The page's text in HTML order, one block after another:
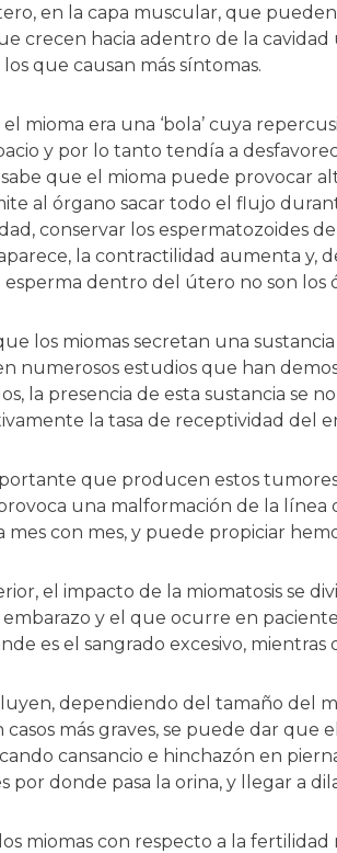
en la capa muscular, que
crecen hacia adentro de la
que causan más síntomas.
mioma era una ‘bola’ cuya
y por lo tanto tendía a
que el mioma puede provocar
al órgano sacar todo el flujo
conservar los espermatozoides
la contractilidad aumenta y,
dentro del útero no son los
los miomas secretan una
numerosos estudios que han
la presencia de esta sustancia se
la tasa de receptividad del
que producen estos
una malformación de la
con mes, y puede propiciar
el impacto de la miomatosis se
y el que ocurre en
es el sangrado excesivo,
dependiendo del tamaño del
más graves, se puede dar que
cansancio e hinchazón en
por donde pasa la orina, y llegar a
miomas con respecto a la